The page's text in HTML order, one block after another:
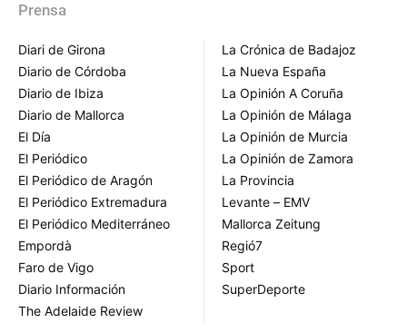
Prensa
Diari de Girona
Diario de Córdoba
Diario de Ibiza
Diario de Mallorca
El Día
El Periódico
El Periódico de Aragón
El Periódico Extremadura
El Periódico Mediterráneo
Empordà
Faro de Vigo
Diario Información
The Adelaide Review
La Crónica de Badajoz
La Nueva España
La Opinión A Coruña
La Opinión de Málaga
La Opinión de Murcia
La Opinión de Zamora
La Provincia
Levante – EMV
Mallorca Zeitung
Regió7
Sport
SuperDeporte